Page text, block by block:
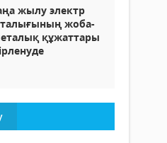
жылу электр
жоба-
құжаттары